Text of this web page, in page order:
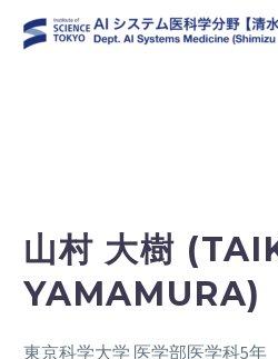
山村 大樹
YAMAMURA)
東京科学大学 医学部医学科5年